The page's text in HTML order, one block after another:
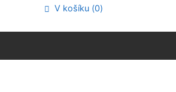
V košíku (0)